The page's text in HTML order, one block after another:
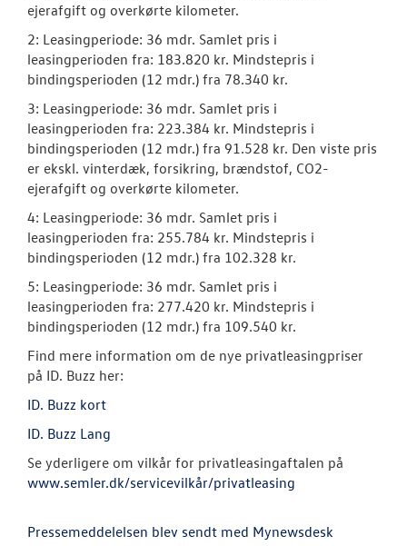
ejerafgift og overkørte kilometer.
2: Leasingperiode: 36 mdr. Samlet pris i
leasingperioden fra: 183.820 kr. Mindstepris i
bindingsperioden (12 mdr.) fra 78.340 kr.
3: Leasingperiode: 36 mdr. Samlet pris i
leasingperioden fra: 223.384 kr. Mindstepris i
bindingsperioden (12 mdr.) fra 91.528 kr. Den viste pris
er ekskl. vinterdæk, forsikring, brændstof, CO2-
ejerafgift og overkørte kilometer.
4: Leasingperiode: 36 mdr. Samlet pris i
leasingperioden fra: 255.784 kr. Mindstepris i
bindingsperioden (12 mdr.) fra 102.328 kr.
5: Leasingperiode: 36 mdr. Samlet pris i
leasingperioden fra: 277.420 kr. Mindstepris i
bindingsperioden (12 mdr.) fra 109.540 kr.
Find mere information om de nye privatleasingpriser
på ID. Buzz her:
ID. Buzz kort
ID. Buzz Lang
Se yderligere om vilkår for privatleasingaftalen på
www.semler.dk/servicevilkår/privatleasing
Pressemeddelelsen blev sendt med Mynewsdesk